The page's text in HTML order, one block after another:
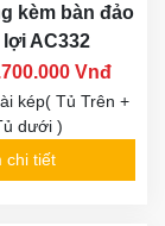
kèm bàn đảo
AC332
Vnđ
kép( Tủ Trên +
dưới )
chi tiết